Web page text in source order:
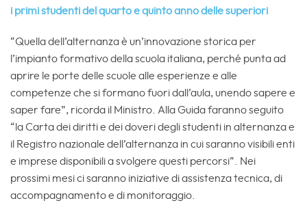
i primi studenti del quarto e quinto anno delle superiori
“Quella dell’alternanza è un’innovazione storica per
l’impianto formativo della scuola italiana, perché punta ad
aprire le porte delle scuole alle esperienze e alle
competenze che si formano fuori dall’aula, unendo sapere e
saper fare”, ricorda il Ministro. Alla Guida faranno seguito
“la Carta dei diritti e dei doveri degli studenti in alternanza e
il Registro nazionale dell’alternanza in cui saranno visibili enti
e imprese disponibili a svolgere questi percorsi”. Nei
prossimi mesi ci saranno iniziative di assistenza tecnica, di
accompagnamento e di monitoraggio.